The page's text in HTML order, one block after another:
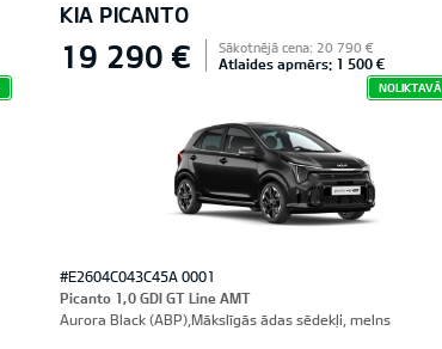
KIA PICANTO
19 290 € Sākotnējā cena: 20 790 €
Atlaides apmērs: 1 500 €
NOLIKTAVĀ
#E2604C043C45A 0001
Picanto 1,0 GDI GT Line AMT
Aurora Black (ABP),Mākslīgās ādas sēdekļi, melns